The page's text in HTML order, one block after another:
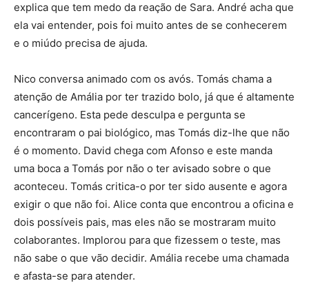
explica que tem medo da reação de Sara. André acha que
ela vai entender, pois foi muito antes de se conhecerem
e o miúdo precisa de ajuda.
Nico conversa animado com os avós. Tomás chama a
atenção de Amália por ter trazido bolo, já que é altamente
cancerígeno. Esta pede desculpa e pergunta se
encontraram o pai biológico, mas Tomás diz-lhe que não
é o momento. David chega com Afonso e este manda
uma boca a Tomás por não o ter avisado sobre o que
aconteceu. Tomás critica-o por ter sido ausente e agora
exigir o que não foi. Alice conta que encontrou a oficina e
dois possíveis pais, mas eles não se mostraram muito
colaborantes. Implorou para que fizessem o teste, mas
não sabe o que vão decidir. Amália recebe uma chamada
e afasta-se para atender.